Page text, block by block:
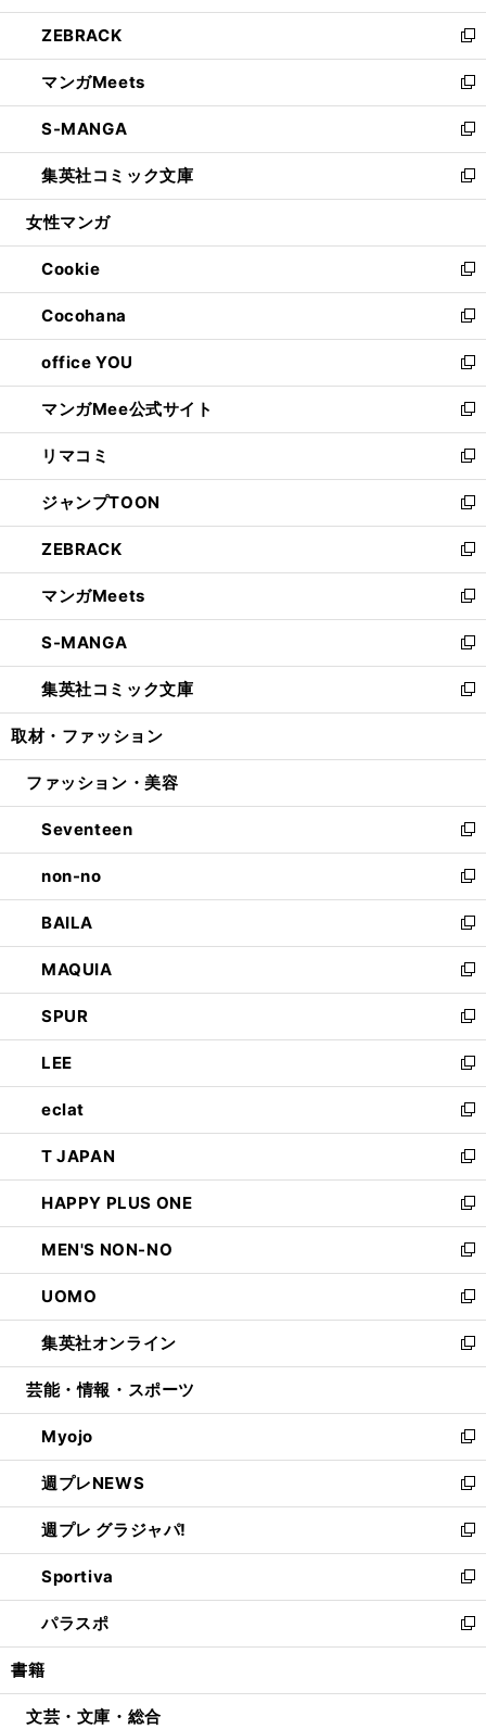
開
く
ウ
で
開
く
ン
ド
ウ
で
開
く
ウ
ィ
ン
ド
ウ
で
開
く
し
い
ウ
ィ
ン
ド
ウ
で
開
ZEBRACK
新
し
い
ウ
ィ
ン
ド
ウ
開
く
マンガMeets
新
し
い
ウ
ィ
ン
ウ
で
開
く
S-MANGA
新
し
い
ウ
ン
ド
ウ
で
開
く
集英社コミック文庫
新
し
ウ
ィ
ン
ド
ウ
で
開
く
女性マンガ
Cookie
新
し
い
ウ
ィ
ン
ド
ウ
で
開
く
Cocohana
新
し
い
ウ
ィ
ン
ド
ウ
で
開
く
office YOU
新
し
い
ウ
ィ
ン
ド
ウ
で
開
く
マンガMee公式サイト
新
し
い
ウ
ィ
ン
ド
ウ
で
開
く
リマコミ
新
し
い
ウ
ィ
ン
ド
ウ
で
開
く
ジャンプTOON
新
し
い
ウ
ィ
ン
ド
ウ
で
開
ZEBRACK
新
し
い
ウ
ィ
ン
ド
ウ
開
マンガMeets
新
し
い
ウ
ィ
ン
ウ
開
く
S-MANGA
新
し
い
ウ
ン
ウ
で
開
く
集英社コミック文庫
新
し
ウ
ン
ド
ウ
で
開
く
取材・ファッション
ファッション・美容
Seventeen
新
し
い
ウ
ィ
ン
ド
ウ
で
開
く
non-no
新
し
い
ウ
ィ
ン
ド
ウ
で
開
く
BAILA
新
し
い
ウ
ィ
ン
ド
ウ
で
開
く
MAQUIA
新
し
い
ウ
ィ
ン
ド
ウ
で
開
く
SPUR
新
し
い
ウ
ィ
ン
ド
ウ
で
開
く
LEE
新
し
い
ウ
ィ
ン
ド
ウ
で
開
く
eclat
新
し
い
ウ
ィ
ン
ド
ウ
で
開
く
T JAPAN
新
し
い
ウ
ィ
ン
ド
ウ
で
開
HAPPY PLUS ONE
新
し
い
ウ
ィ
ン
ド
ウ
開
く
MEN'S NON-NO
新
し
い
ウ
ィ
ン
ウ
で
開
く
UOMO
新
し
い
ウ
ン
ド
ウ
で
開
く
集英社オンライン
新
し
ウ
ィ
ン
ド
ウ
で
開
く
芸能・情報・スポーツ
Myojo
新
し
い
ウ
ィ
ン
ド
ウ
で
開
週プレNEWS
新
し
い
ウ
ィ
ン
ド
ウ
開
週プレ グラジャパ!
新
し
い
ウ
ィ
ン
ウ
Sportiva
新
し
い
ウ
ン
パラスポ
新
し
ウ
書籍
文芸・文庫・総合